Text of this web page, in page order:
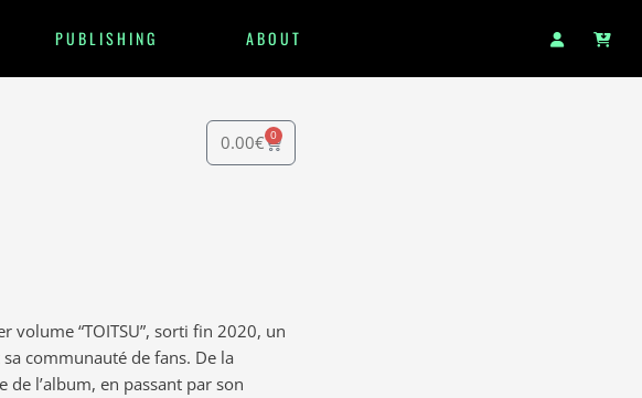
PUBLISHING ABOUT
0.00€ 0
volume “TOITSU”, sorti fin 2020, un
communauté de fans. De la
l’album, en passant par son